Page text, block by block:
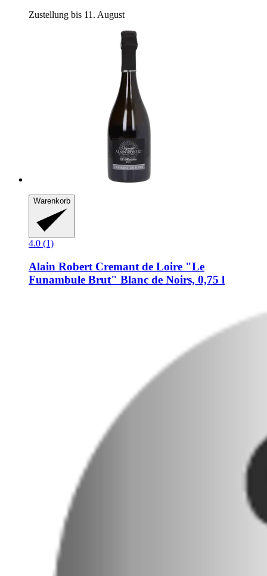
Zustellung bis 11. August
Warenkorb
4.0 (1)
Alain Robert Cremant de Loire "Le
Funambule Brut" Blanc de Noirs, 0,75 l